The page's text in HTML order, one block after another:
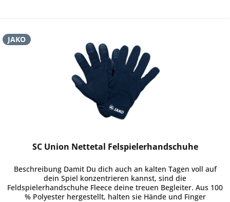
JAKO
SC Union Nettetal Felspielerhandschuhe
Beschreibung Damit Du dich auch an kalten Tagen voll auf
dein Spiel konzentrieren kannst, sind die
Feldspielerhandschuhe Fleece deine treuen Begleiter. Aus 100
% Polyester hergestellt, halten sie Hände und Finger